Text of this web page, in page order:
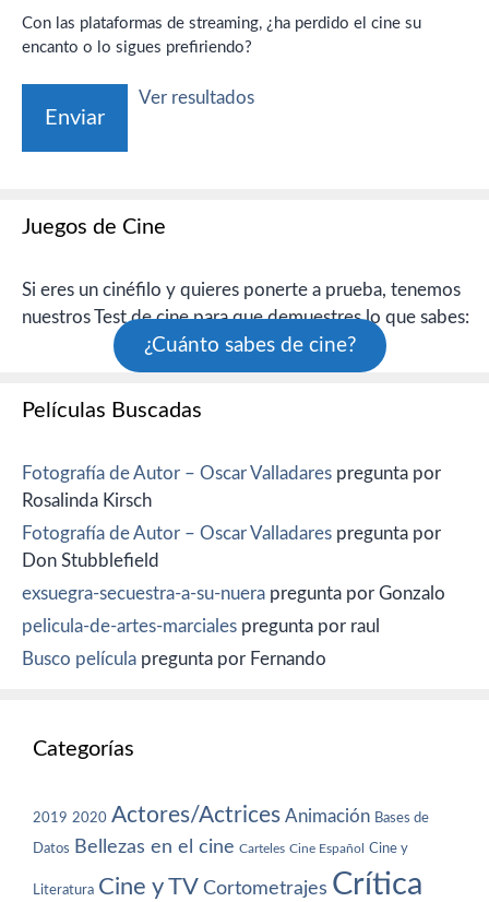
Con las plataformas de streaming, ¿ha perdido el cine su
encanto o lo sigues prefiriendo?
Ver resultados
Juegos de Cine
Si eres un cinéfilo y quieres ponerte a prueba, tenemos
nuestros Test de cine para que demuestres lo que sabes:
¿Cuánto sabes de cine?
Películas Buscadas
Fotografía de Autor – Oscar Valladares pregunta por
Rosalinda Kirsch
Fotografía de Autor – Oscar Valladares pregunta por
Don Stubblefield
exsuegra-secuestra-a-su-nuera pregunta por Gonzalo
pelicula-de-artes-marciales pregunta por raul
Busco película pregunta por Fernando
Categorías
2019 2020 Actores/Actrices Animación Bases de
Datos Bellezas en el cine Carteles Cine Español Cine y
Literatura Cine y TV Cortometrajes Crítica